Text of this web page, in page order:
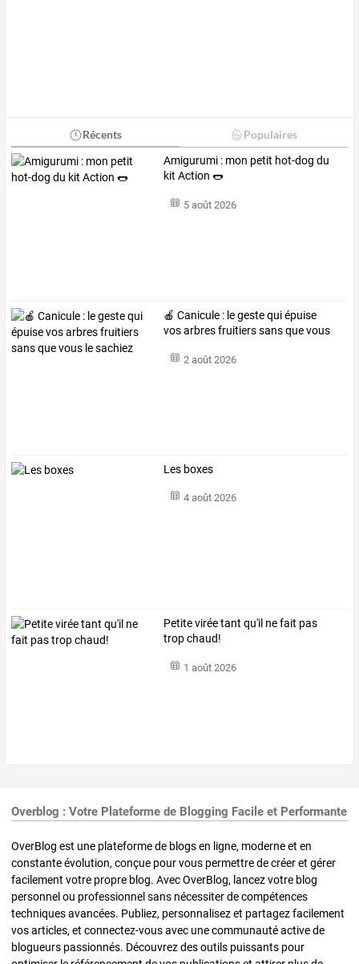
Récents Populaires
Amigurumi : mon petit hot-dog du
kit Action 🌭
5 août 2026
🍎 Canicule : legestequiépuise
vosarbresfruitierssansquevous
2 août 2026
Les boxes
4 août 2026
Petite virée tant qu'il ne fait pas
trop chaud!
1 août 2026
Overblog : Votre Plateforme de Blogging Facile et Performante
OverBlog est une plateforme de blogs en ligne, moderne et en
constante évolution, conçue pour vous permettre de créer et gérer
facilement votre propre blog. Avec OverBlog, lancez votre blog
personnel ou professionnel sans nécessiter de compétences
techniques avancées. Publiez, personnalisez et partagez facilement
vos articles, et connectez-vous avec une communauté active de
blogueurs passionnés. Découvrez des outils puissants pour